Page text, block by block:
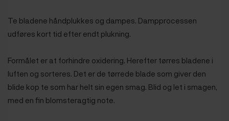
Te bladene håndplukkes og dampes. Dampprocessen
udføres kort tid efter endt plukning.
Formålet er at forhindre oxidering. Herefter tørres bladene i
luften og sorteres. Det er de tørrede blade som giver den
blide kop te som har helt sin egen smag. Blid og let i smagen,
med en fin blomsteragtig note.